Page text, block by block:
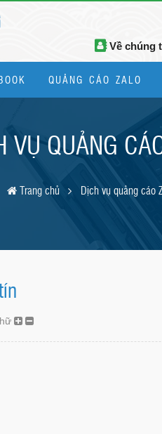
Về chúng
QUẢNG CÁO ZALO
VỤ QUẢNG
Trang chủ Dịch vụ quảng cáo